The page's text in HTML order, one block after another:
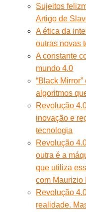
Sujeitos
Artigo de
A ética da
outras novas
A constante
mundo 4.0
“Black
algoritmos
Revolução
inovação e
tecnologia
Revolução
outra é a
que utiliza
com Maurizio
Revolução
realidade.